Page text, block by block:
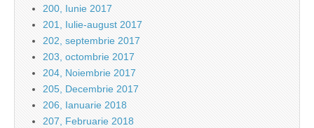
200, Iunie 2017
201, Iulie-august 2017
202, septembrie 2017
203, octombrie 2017
204, Noiembrie 2017
205, Decembrie 2017
206, Ianuarie 2018
207, Februarie 2018